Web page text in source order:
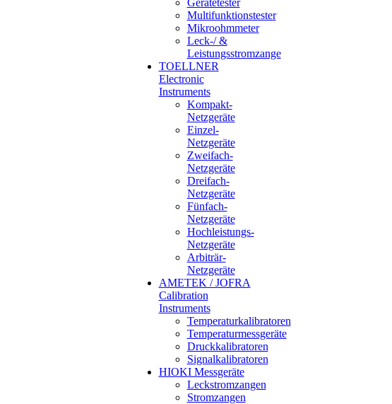
Multifunktionstester
Mikroohmmeter
Leck-/ &
Leistungsstromzange
TOELLNER
Electronic
Instruments
Kompakt-
Netzgeräte
Einzel-
Netzgeräte
Zweifach-
Netzgeräte
Dreifach-
Netzgeräte
Fünfach-
Netzgeräte
Hochleistungs-
Netzgeräte
Arbiträr-
Netzgeräte
AMETEK / JOFRA
Calibration
Instruments
Temperaturkalibratoren
Temperaturmessgeräte
Druckkalibratoren
Signalkalibratoren
HIOKI Messgeräte
Leckstromzangen
Stromzangen